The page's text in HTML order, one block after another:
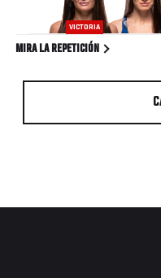
VICTORIA
MIRA LA REPETICIÓN